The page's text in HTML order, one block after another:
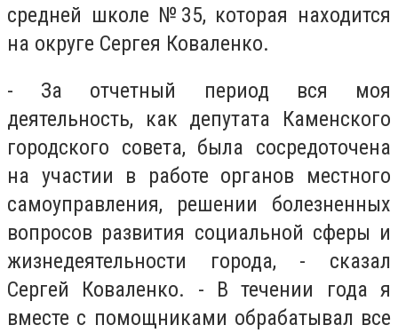
средней школе №35, которая находится
на округе Сергея Коваленко.
- За отчетный период вся моя
деятельность, как депутата Каменского
городского совета, была сосредоточена
на участии в работе органов местного
самоуправления, решении болезненных
вопросов развития социальной сферы и
жизнедеятельности города, - сказал
Сергей Коваленко. - В течении года я
вместе с помощниками обрабатывал все